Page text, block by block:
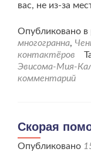
вас, не из-за
Опубликовано в
многогранна,
контактёров
Эвисома-Мия-
комментарий
Скорая
Опубликовано